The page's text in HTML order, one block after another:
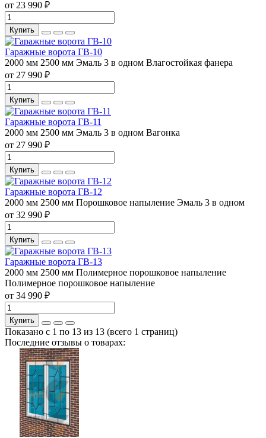
от 23 990 ₽
Купить
Гаражные ворота ГВ-10
2000 мм 2500 мм Эмаль 3 в одном Влагостойкая фанера
от 27 990 ₽
Купить
Гаражные ворота ГВ-11
2000 мм 2500 мм Эмаль 3 в одном Вагонка
от 27 990 ₽
Купить
Гаражные ворота ГВ-12
2000 мм 2500 мм Порошковое напыление Эмаль 3 в одном
от 32 990 ₽
Купить
Гаражные ворота ГВ-13
2000 мм 2500 мм Полимерное порошковое напыление
Полимерное порошковое напыление
от 34 990 ₽
Купить
Показано с 1 по 13 из 13 (всего 1 страниц)
Последние отзывы о товарах: